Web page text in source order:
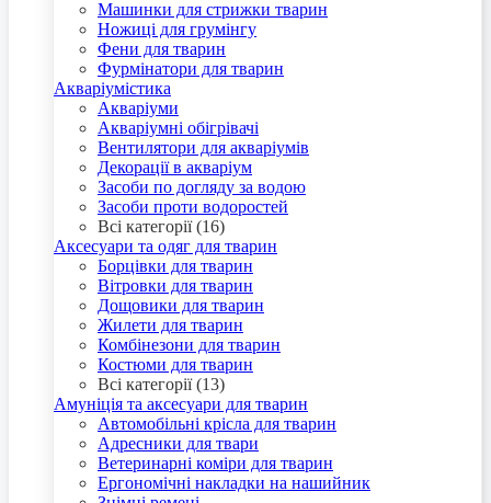
Машинки для стрижки тварин
Ножиці для грумінгу
Фени для тварин
Фурмінатори для тварин
Акваріумістика
Акваріуми
Акваріумні обігрівачі
Вентилятори для акваріумів
Декорації в акваріум
Засоби по догляду за водою
Засоби проти водоростей
Всі категорії (16)
Аксесуари та одяг для тварин
Борцівки для тварин
Вітровки для тварин
Дощовики для тварин
Жилети для тварин
Комбінезони для тварин
Костюми для тварин
Всі категорії (13)
Амуніція та аксесуари для тварин
Автомобільні крісла для тварин
Адресники для твари
Ветеринарні коміри для тварин
Ергономічні накладки на нашийник